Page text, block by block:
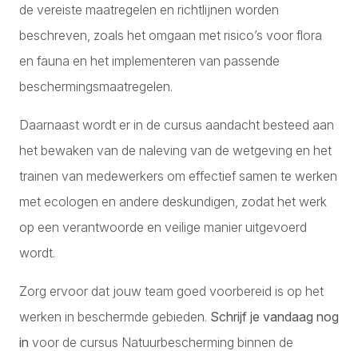
de vereiste maatregelen en richtlijnen worden
beschreven, zoals het omgaan met risico’s voor flora
en fauna en het implementeren van passende
beschermingsmaatregelen.
Daarnaast wordt er in de cursus aandacht besteed aan
het bewaken van de naleving van de wetgeving en het
trainen van medewerkers om effectief samen te werken
met ecologen en andere deskundigen, zodat het werk
op een verantwoorde en veilige manier uitgevoerd
wordt.
Zorg ervoor dat jouw team goed voorbereid is op het
werken in beschermde gebieden. Schrijf je vandaag nog
in voor de cursus Natuurbescherming binnen de